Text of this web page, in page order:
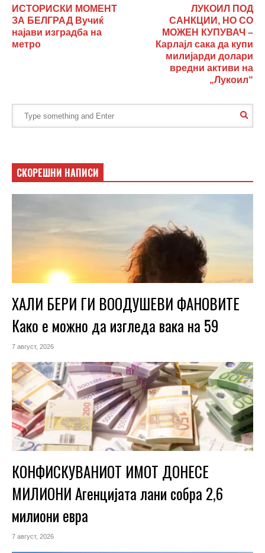
ИСТОРИСКИ МОМЕНТ
ЗА БЕЛГРАД Вучиќ
најави изградба на
метро
ЛУКОИЛ ПОД
САНКЦИИ, НО СО
МОЖЕН КУПУВАЧ –
Карлајл сака да купи
милијарди долари
вредни активи на
„Лукоил“
СКОРЕШНИ НАПИСИ
ХАЛИ БЕРИ ГИ ВООДУШЕВИ ФАНОВИТЕ
Како е можно да изгледа вака на 59
7 август, 2026
КОНФИСКУВАНИОТ ИМОТ ДОНЕСЕ
МИЛИОНИ Агенцијата лани собра 2,6
милиони евра
7 август, 2026